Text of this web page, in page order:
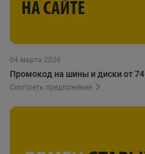
04 марта 2026
Промокод на шины и диски от 74
Смотреть предложение